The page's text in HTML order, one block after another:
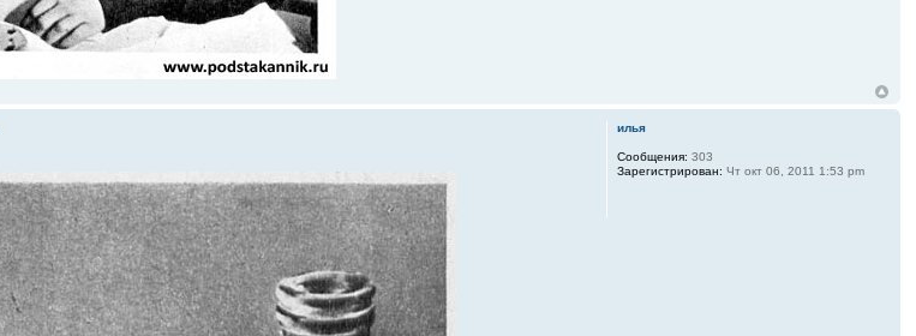
илья
Сообщения: 303
Зарегистрирован: Чт окт 06, 2011 1:53 pm